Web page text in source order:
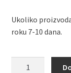
Ukoliko
roku 7-10 dana.